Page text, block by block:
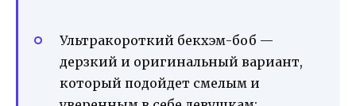
Ультракороткий бекхэм-боб —
дерзкий и оригинальный вариант,
который подойдет смелым и